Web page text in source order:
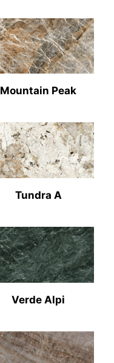
Mountain Peak
Tundra A
Verde Alpi